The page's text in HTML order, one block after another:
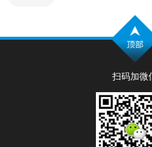
扫码加微